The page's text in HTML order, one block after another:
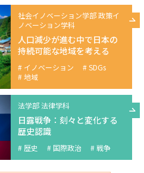
社会イノベーション学部 政策イ
ノベーション学科
人口減少が進む中で日本の
持続可能な地域を考える
イノベーション
SDGs
地域
法学部 法律学科
日露戦争：刻々と変化する
歴史認識
歴史 国際政治 戦争